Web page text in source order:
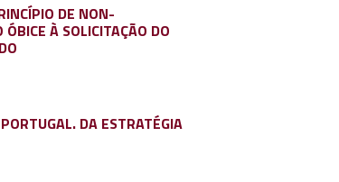
DE NON-
À SOLICITAÇÃO DO
DA ESTRATÉGIA